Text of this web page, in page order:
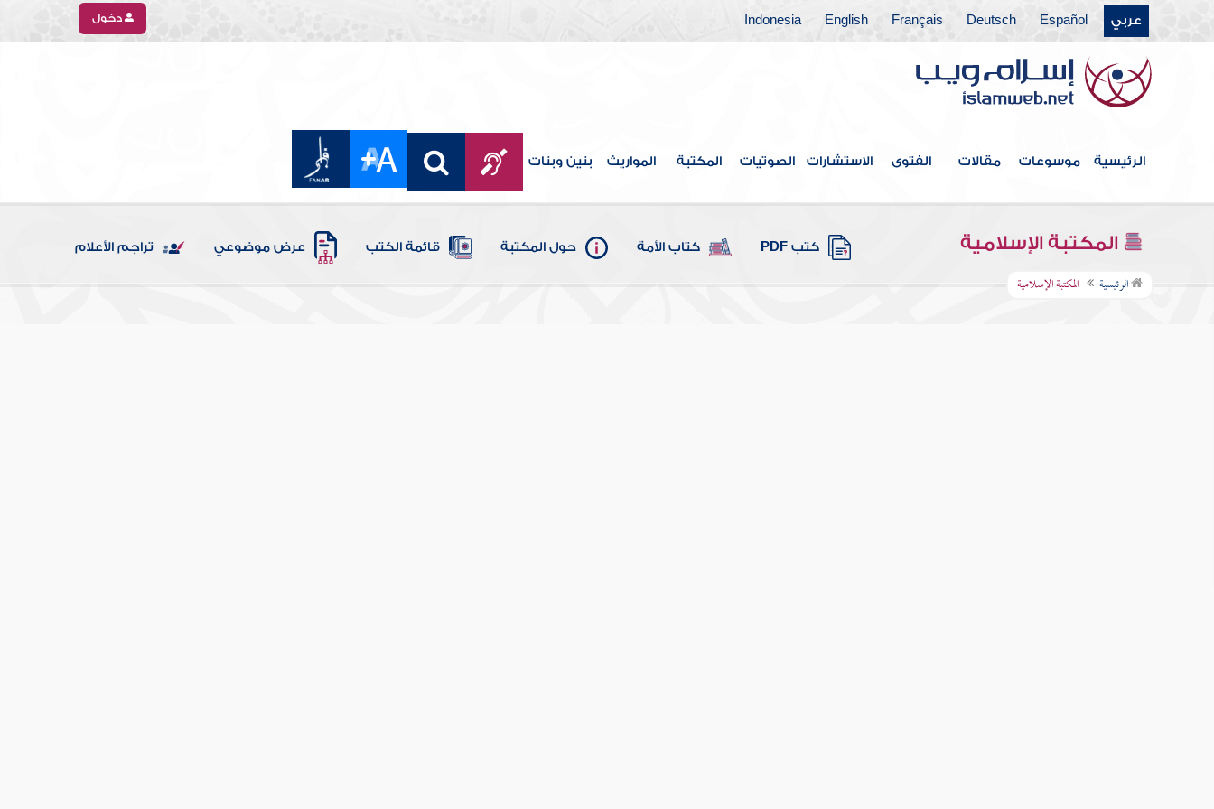
عربي Español
Deutsch
Français
English
Indonesia دخول
الرئيسية موسوعات مقالات الفتوى الاستشارات الصوتيات المكتبة المواريث بنين وبنات
المكتبة الإسلامية كتب PDF كتاب الأمة حول المكتبة قائمة الكتب عرض موضوعي تراجم الأعلام
الرئيسية المكتبة الإسلامية